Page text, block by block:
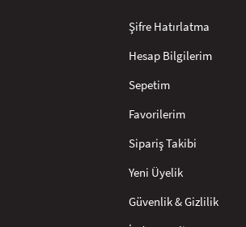
Şifre Hatırlatma
Hesap Bilgilerim
Sepetim
Favorilerim
Sipariş Takibi
Yeni Üyelik
Güvenlik & Gizlilik